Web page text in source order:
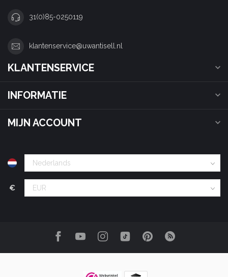
31(0)85-0250119
klantenservice@uwantisell.nl
KLANTENSERVICE
INFORMATIE
MIJN ACCOUNT
€